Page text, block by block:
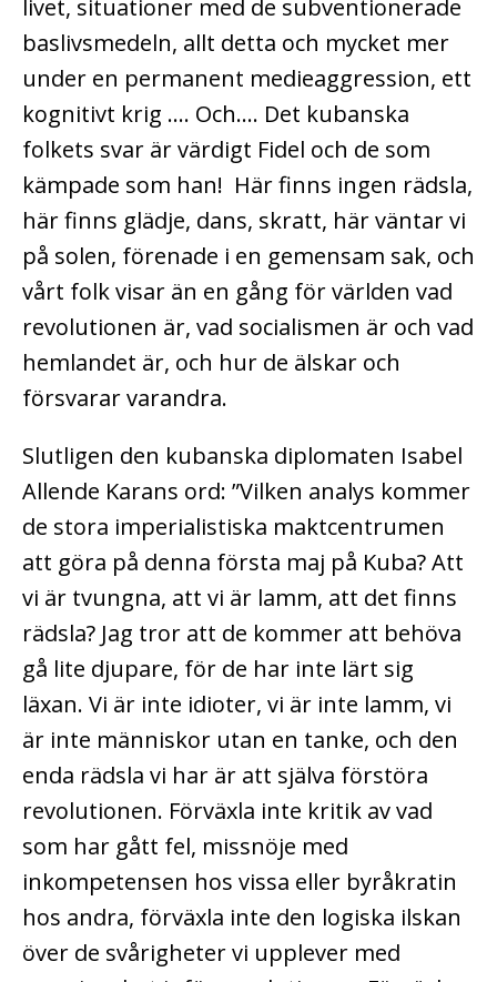
livet, situationer med de subventionerade
baslivsmedeln, allt detta och mycket mer
under en permanent medieaggression, ett
kognitivt krig …. Och…. Det kubanska
folkets svar är värdigt Fidel och de som
kämpade som han! Här finns ingen rädsla,
här finns glädje, dans, skratt, här väntar vi
på solen, förenade i en gemensam sak, och
vårt folk visar än en gång för världen vad
revolutionen är, vad socialismen är och vad
hemlandet är, och hur de älskar och
försvarar varandra.
Slutligen den kubanska diplomaten Isabel
Allende Karans ord: ”Vilken analys kommer
de stora imperialistiska maktcentrumen
att göra på denna första maj på Kuba? Att
vi är tvungna, att vi är lamm, att det finns
rädsla? Jag tror att de kommer att behöva
gå lite djupare, för de har inte lärt sig
läxan. Vi är inte idioter, vi är inte lamm, vi
är inte människor utan en tanke, och den
enda rädsla vi har är att själva förstöra
revolutionen. Förväxla inte kritik av vad
som har gått fel, missnöje med
inkompetensen hos vissa eller byråkratin
hos andra, förväxla inte den logiska ilskan
över de svårigheter vi upplever med